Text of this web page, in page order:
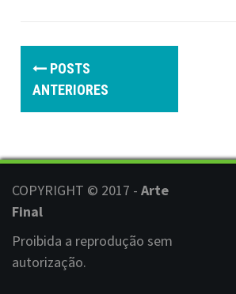
P
o
s
t
s
n
a
v
POSTS
ANTERIORES
COPYRIGHT © 2017 - Arte
Final
Proibida a reprodução sem
autorização.